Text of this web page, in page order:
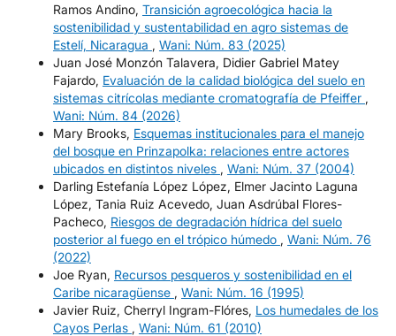
Ramos Andino, Transición agroecológica hacia la
sostenibilidad y sustentabilidad en agro sistemas de
Estelí, Nicaragua , Wani: Núm. 83 (2025)
Juan José Monzón Talavera, Didier Gabriel Matey
Fajardo, Evaluación de la calidad biológica del suelo en
sistemas citrícolas mediante cromatografía de Pfeiffer ,
Wani: Núm. 84 (2026)
Mary Brooks, Esquemas institucionales para el manejo
del bosque en Prinzapolka: relaciones entre actores
ubicados en distintos niveles , Wani: Núm. 37 (2004)
Darling Estefanía López López, Elmer Jacinto Laguna
López, Tania Ruiz Acevedo, Juan Asdrúbal Flores-
Pacheco, Riesgos de degradación hídrica del suelo
posterior al fuego en el trópico húmedo , Wani: Núm. 76
(2022)
Joe Ryan, Recursos pesqueros y sostenibilidad en el
Caribe nicaragüense , Wani: Núm. 16 (1995)
Javier Ruiz, Cherryl Ingram-Flóres, Los humedales de los
Cayos Perlas , Wani: Núm. 61 (2010)